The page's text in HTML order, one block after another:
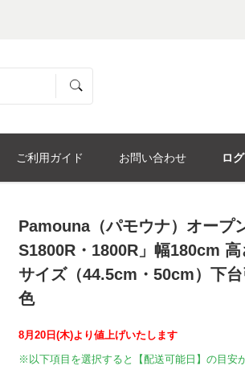
ご利用ガイド お問い合わせ ロ
Pamouna（パモウナ）オープ
S1800R・1800R」幅180cm
サイズ（44.5cm・50cm）下
色
8月20日(木)より値上げいたします
※以下項目を選択すると【配送可能日】の目安